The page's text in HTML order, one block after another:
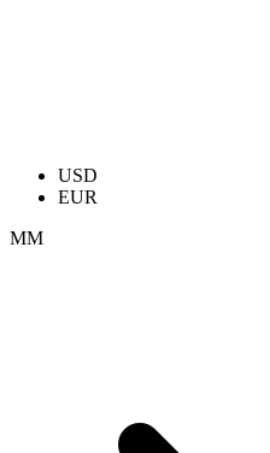
USD
EUR
ММ